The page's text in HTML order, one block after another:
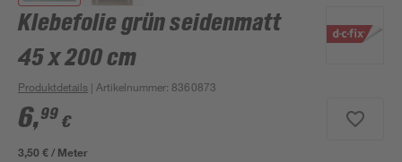
Klebefolie grün seidenmatt
45 x 200 cm
Produktdetails | Artikelnummer: 8360873
6,99 €
3,50 € / Meter